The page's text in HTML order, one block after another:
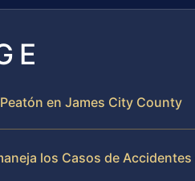
en James City County
los Casos de